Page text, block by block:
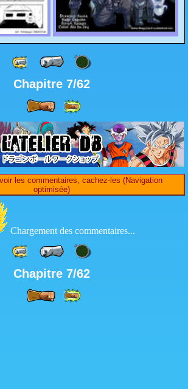
Chapitre 7/62
les commentaires, cachez-les (Navigation
optimisée)
Chargement des commentaires...
Chapitre 7/62